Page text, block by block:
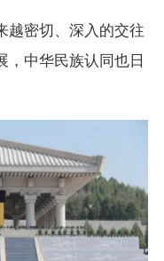
越密切、深入的交往
，中华民族认同也日